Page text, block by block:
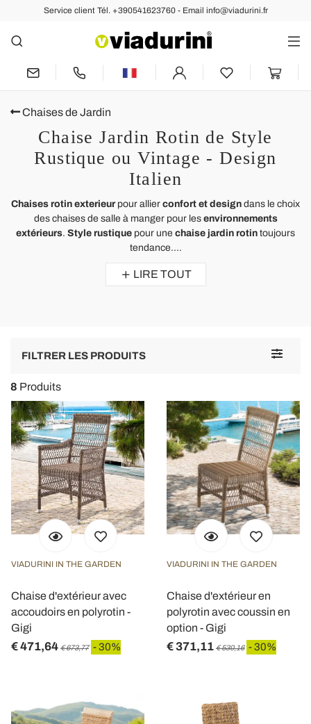
Service client Tél. +390541623760 - Email info@viadurini.fr
Chaises de Jardin
Chaise Jardin Rotin de Style
Rustique ou Vintage - Design
Italien
Chaises rotin exterieurpour allier confort et design dans le choix
des chaises de salle à manger pour les environnements
extérieurs. Style rustique pour une chaise jardin rotin toujours
tendance....
LIRE TOUT
Toggle
FILTRER LES PRODUITS
8 Produits
VIADURINI IN THE GARDEN
Chaise d'extérieur avec
accoudoirs en polyrotin -
Gigi
€ 471,64 € 673,77 - 30%
VIADURINI IN THE GARDEN
Chaise d'extérieur en
polyrotin avec coussin en
option - Gigi
€ 371,11 € 530,16 - 30%